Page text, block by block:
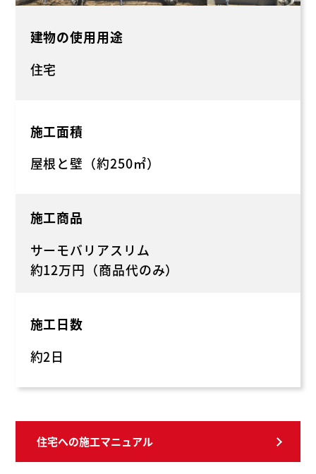
建物の使用用途
住宅
施工面積
屋根と壁（約250㎡）
施工商品
サーモバリアスリム
約12万円（商品代のみ）
施工日数
約2日
住宅への施工マニュアル